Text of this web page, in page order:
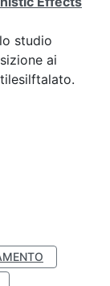
studio
ai